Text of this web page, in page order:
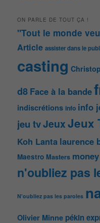
ON PARLE DE TOUT ÇA !
"Tout le monde
Article assister dans le
casting
d8 Face à la bande
indiscrétions info info
jeu tvJeuxJeux
Koh Lanta laurence
Maestro Masters
n'oubliez pas
N'oubliez pas les paroles
Olivier Minne pékin